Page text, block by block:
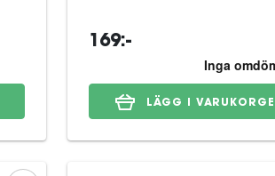
169:-
LÄGG I